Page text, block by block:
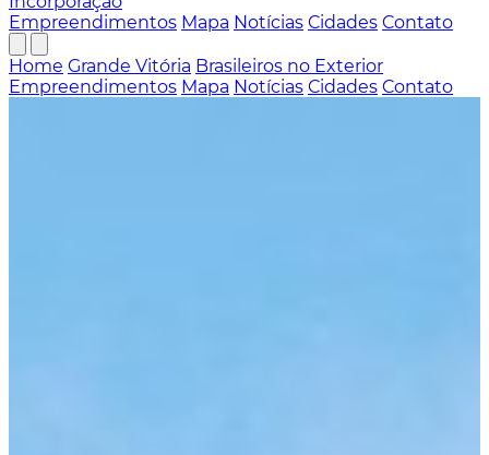
Empreendimentos Mapa Notícias Cidades Contato
Home Grande Vitória Brasileiros no Exterior
Empreendimentos Mapa Notícias Cidades Contato